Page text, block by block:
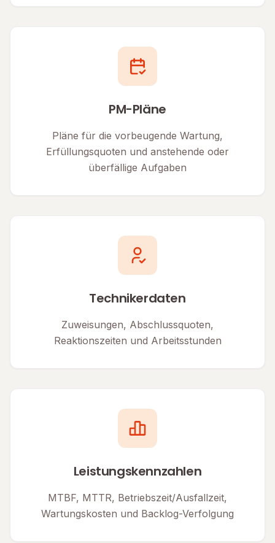
PM-Pläne
Pläne für die vorbeugende Wartung,
Erfüllungsquoten und anstehende oder
überfällige Aufgaben
Technikerdaten
Zuweisungen, Abschlussquoten,
Reaktionszeiten und Arbeitsstunden
Leistungskennzahlen
MTBF, MTTR, Betriebszeit/Ausfallzeit,
Wartungskosten und Backlog-Verfolgung